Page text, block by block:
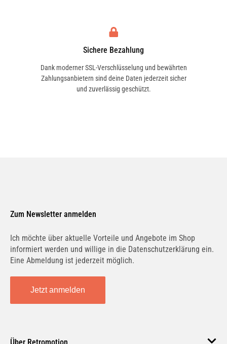
Sichere Bezahlung
Dank moderner SSL-Verschlüsselung und bewährten
Zahlungsanbietern sind deine Daten jederzeit sicher
und zuverlässig geschützt.
Zum Newsletter anmelden
Ich möchte über aktuelle Vorteile und Angebote im Shop
informiert werden und willige in die Datenschutzerklärung ein.
Eine Abmeldung ist jederzeit möglich.
Jetzt anmelden